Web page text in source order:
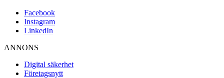
Facebook
Instagram
LinkedIn
ANNONS
Digital säkerhet
Företagsnytt